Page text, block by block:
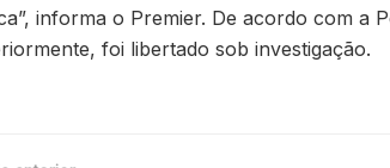
informa o Premier. De acordo com a
foi libertado sob investigação.